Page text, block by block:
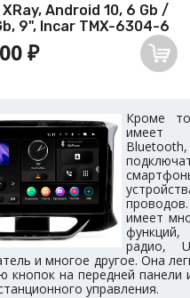
Android 10, 6 Gb /
9", Incar TMX-6304-6
₽
Кроме
имеет
имеет
радио,
и многое другое. Она
кнопок на передней
управления.